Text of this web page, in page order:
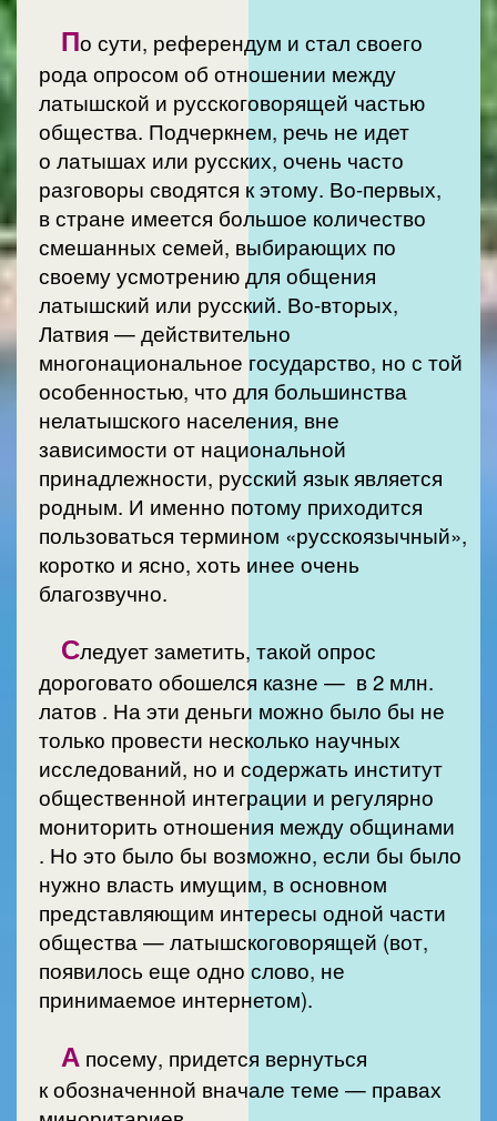
По сути, референдум и стал своего
рода опросом об отношении между
латышской и русскоговорящей частью
общества. Подчеркнем, речь не идет
о латышах или русских, очень часто
разговоры сводятся к этому. Во-первых,
в стране имеется большое количество
смешанных семей, выбирающих по
своему усмотрению для общения
латышский или русский. Во-вторых,
Латвия — действительно
многонациональное государство, но с той
особенностью, что для большинства
нелатышского населения, вне
зависимости от национальной
принадлежности, русский язык является
родным. И именно потому приходится
пользоваться термином «русскоязычный»,
коротко и ясно, хоть инее очень
благозвучно.
Следует заметить, такой опрос
дороговато обошелся казне — в 2 млн.
латов . На эти деньги можно было бы не
только провести несколько научных
исследований, но и содержать институт
общественной интеграции и регулярно
мониторить отношения между общинами
. Но это было бы возможно, если бы было
нужно власть имущим, в основном
представляющим интересы одной части
общества — латышскоговорящей (вот,
появилось еще одно слово, не
принимаемое интернетом).
А посему, придется вернуться
к обозначенной вначале теме — правах